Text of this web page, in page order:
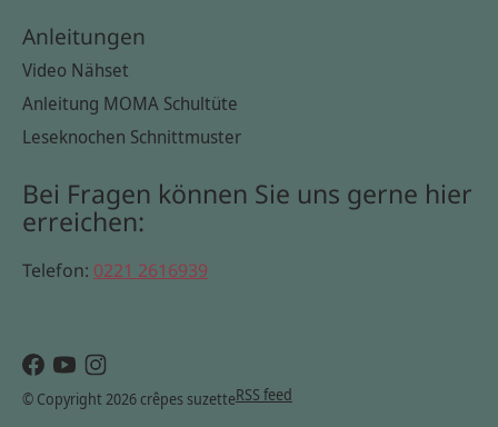
Anleitungen
Video Nähset
Anleitung MOMA Schultüte
Leseknochen Schnittmuster
Bei Fragen können Sie uns gerne hier
erreichen:
Telefon: 0221 2616939
© Copyright 2026 crêpes suzetteRSS feed